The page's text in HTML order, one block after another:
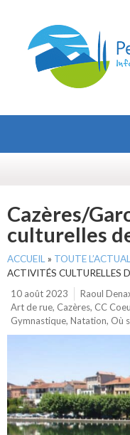
Cazères/
culturelles
ACCUEIL » TOUTE
ACTIVITÉS CULTURELLES
10 août 2023
Raoul
Art de rue, Cazères, CC
Gymnastique, Natation, Où